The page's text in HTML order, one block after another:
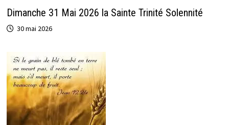
Dimanche 31 Mai 2026 la Sainte Trinité Solennité
30 mai 2026